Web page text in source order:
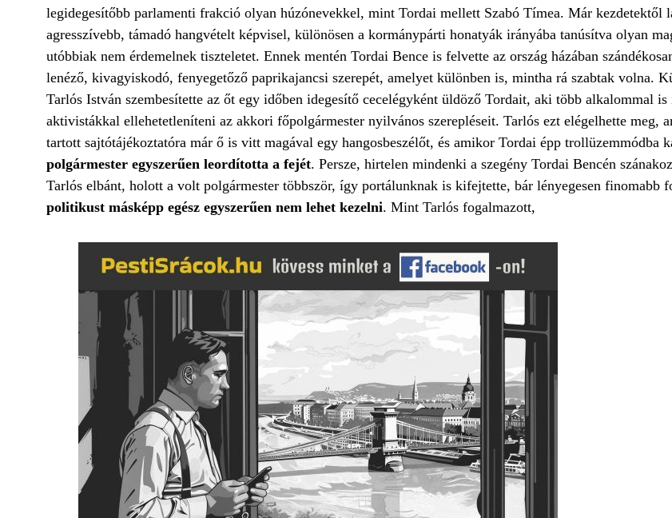
legidegesítőbb parlamenti frakció olyan húzónevekkel, mint Tordai mellett Szabó Tímea. Már kezdetektől
agresszívebb, támadó hangvételt képvisel, különösen a kormánypárti honatyák irányába tanúsítva olyan
utóbbiak nem érdemelnek tiszteletet. Ennek mentén Tordai Bence is felvette az ország házában
lenéző, kivagyiskodó, fenyegetőző paprikajancsi szerepét, amelyet különben is, mintha rá szabtak volna.
Tarlós István szembesítette az őt egy időben idegesítő cecelégyként üldöző Tordait, aki több alkalommal is
aktivistákkal ellehetetleníteni az akkori főpolgármester nyilvános szerepléseit. Tarlós ezt elégelhette meg,
tartott sajtótájékoztatóra már ő is vitt magával egy hangosbeszélőt, és amikor Tordai épp trollüzemmódba
polgármester egyszerűen leordította a fejét. Persze, hirtelen mindenki a szegény Tordai Bencén
Tarlós elbánt, holott a volt polgármester többször, így portálunknak is kifejtette, bár lényegesen finomabb
politikust másképp egész egyszerűen nem lehet kezelni. Mint Tarlós fogalmazott,